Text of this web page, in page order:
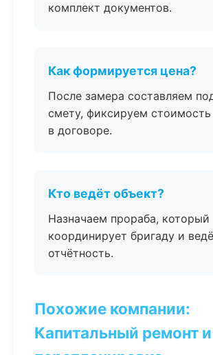
комплект документов.
Как формируется цена?
После замера составляем
смету, фиксируем
в договоре.
Кто ведёт объект?
Назначаем прораба, который
координирует бригаду и
отчётность.
Похожие компании:
Капитальный ремонт и